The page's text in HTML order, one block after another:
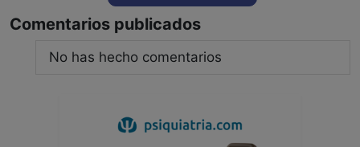
Comentarios publicados
No has hecho comentarios